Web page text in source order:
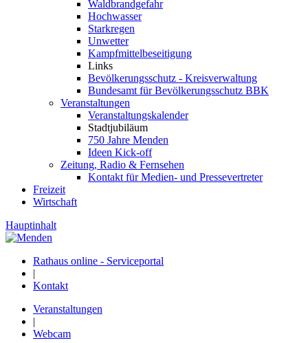
Waldbrandgefahr
Hochwasser
Starkregen
Unwetter
Kampfmittelbeseitigung
Links
Bevölkerungsschutz - Kreisverwaltung
Bundesamt für Bevölkerungsschutz BBK
Veranstaltungen
Veranstaltungskalender
Stadtjubiläum
750 Jahre Menden
Ideen Kick-off
Zeitung, Radio & Fernsehen
Kontakt für Medien- und Pressevertreter
Freizeit
Wirtschaft
Hauptinhalt
Rathaus online - Serviceportal
|
Kontakt
Veranstaltungen
|
Webcam